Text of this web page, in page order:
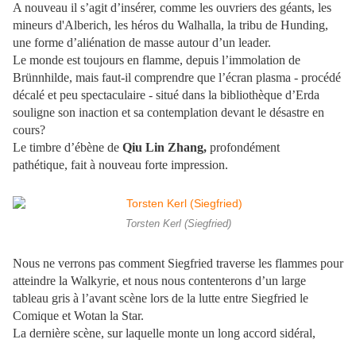
A nouveau il s’agit d’insérer, comme les ouvriers des géants, les
mineurs d'Alberich, les héros du Walhalla, la tribu de Hunding,
une forme d’aliénation de masse autour d’un leader.
Le monde est toujours en flamme, depuis l’immolation de
Brünnhilde, mais faut-il comprendre que l’écran plasma - procédé
décalé et peu spectaculaire - situé dans la bibliothèque d’Erda
souligne son inaction et sa contemplation devant le désastre en
cours?
Le timbre d’ébène de Qiu Lin Zhang, profondément
pathétique, fait à nouveau forte impression.
Torsten Kerl (Siegfried)
Nous ne verrons pas comment Siegfried traverse les flammes pour
atteindre la Walkyrie, et nous nous contenterons d’un large
tableau gris à l’avant scène lors de la lutte entre Siegfried le
Comique et Wotan la Star.
La dernière scène, sur laquelle monte un long accord sidéral,